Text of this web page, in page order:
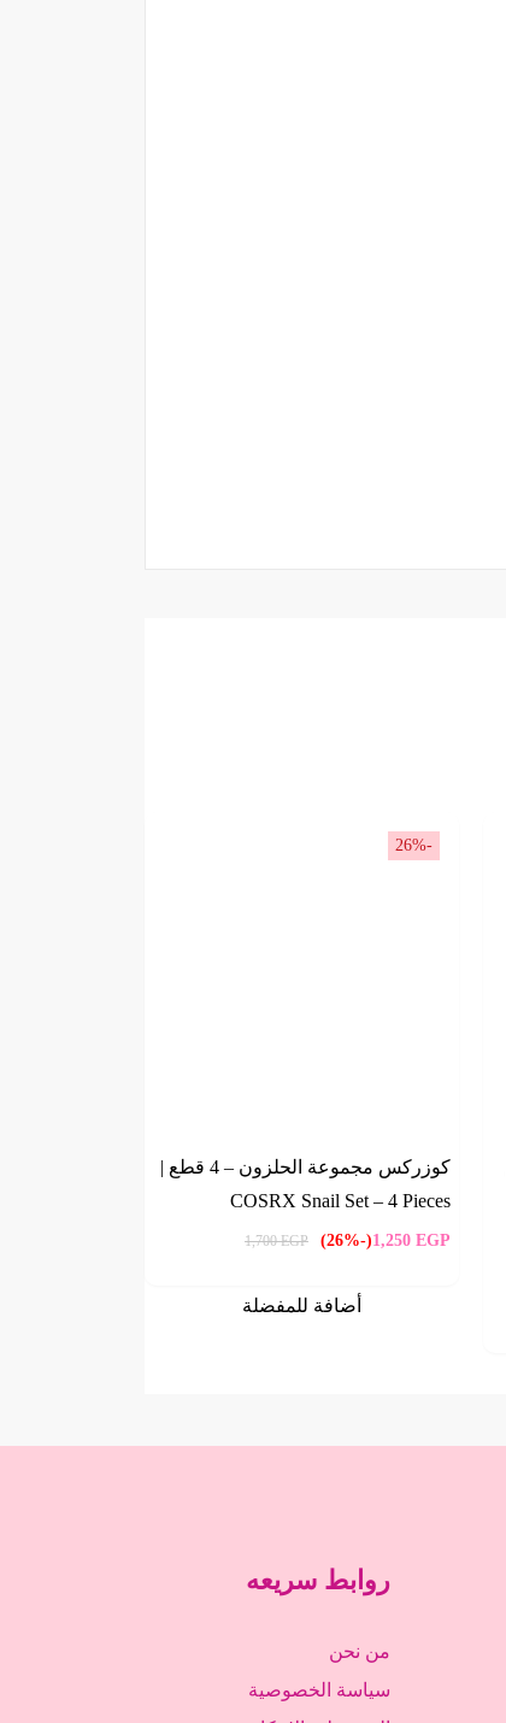
-26%
كوزركس مجموعة الحلزون – 4 قطع |
COSRX Snail Set – 4 Pieces
1,250 EGP
(-26%)
1,700EGP
أضافة للمفضلة
روابط سريعه
من نحن
سياسة الخصوصية